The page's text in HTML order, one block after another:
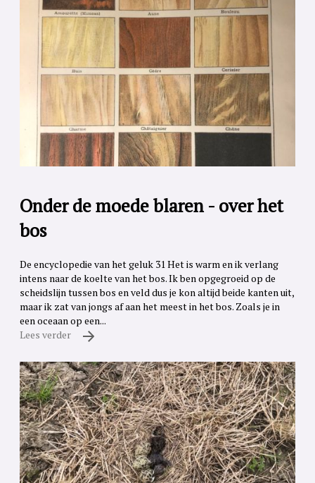
Onder de moede blaren - over het
bos
De encyclopedie van het geluk 31 Het is warm en ik verlang
intens naar de koelte van het bos. Ik ben opgegroeid op de
scheidslijn tussen bos en veld dus je kon altijd beide kanten uit,
maar ik zat van jongs af aan het meest in het bos. Zoals je in
een oceaan op een...
Lees verder